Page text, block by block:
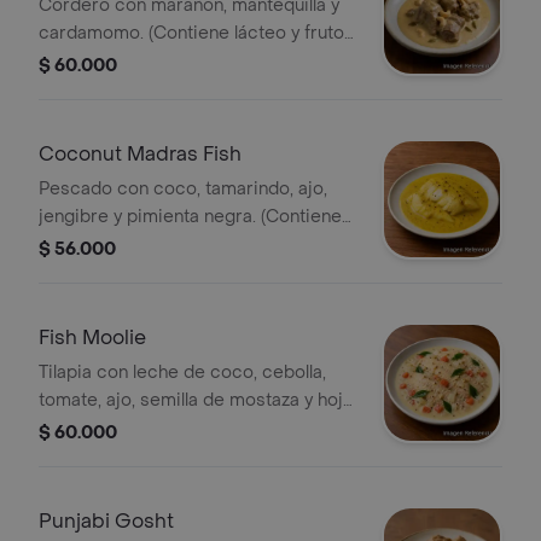
Cordero con marañón, mantequilla y
cardamomo. (Contiene lácteo y frutos
secos)
$ 60.000
Coconut Madras Fish
Pescado con coco, tamarindo, ajo,
jengibre y pimienta negra. (Contiene
pescado)
$ 56.000
Fish Moolie
Tilapia con leche de coco, cebolla,
tomate, ajo, semilla de mostaza y hoja
de curry.
$ 60.000
Punjabi Gosht